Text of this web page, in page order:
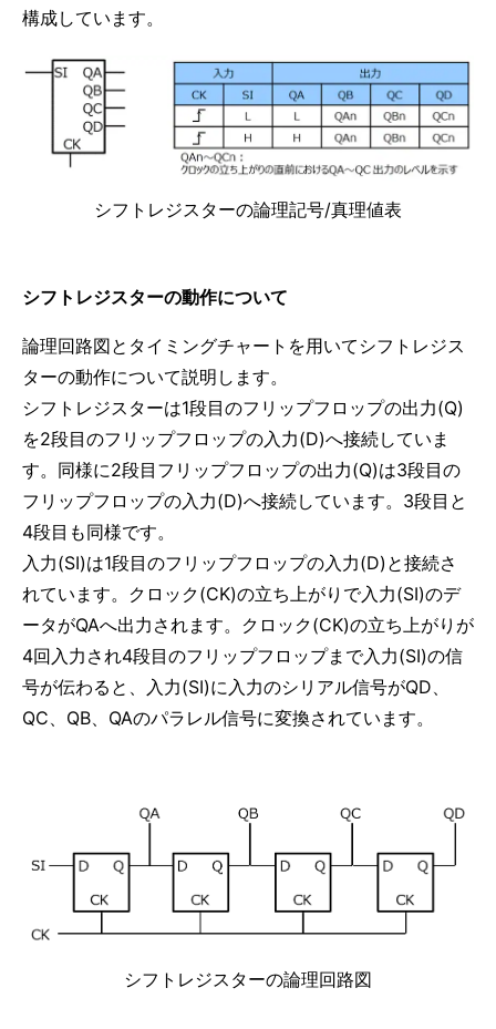
シフトレジスターの論理記号/真理値表
構成しています。
シフトレジスターの動作について
論理回路図とタイミングチャートを用いてシフトレジス
ターの動作について説明します。
シフトレジスターは1段目のフリップフロップの出力(Q)
を2段目のフリップフロップの入力(D)へ接続していま
す。同様に2段目フリップフロップの出力(Q)は3段目の
フリップフロップの入力(D)へ接続しています。3段目と
4段目も同様です。
入力(SI)は1段目のフリップフロップの入力(D)と接続さ
れています。クロック(CK)の立ち上がりで入力(SI)のデ
ータがQAへ出力されます。クロック(CK)の立ち上がりが
4回入力され4段目のフリップフロップまで入力(SI)の信
号が伝わると、入力(SI)に入力のシリアル信号がQD、
QC、QB、QAのパラレル信号に変換されています。
シフトレジスターの論理回路図